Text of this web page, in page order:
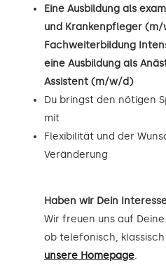
Eine Ausbildung als
und Krankenpfleger
Fachweiterbildung
eine Ausbildung als
Assistent (m/w/d)
Du bringst den nötigen
mit
Flexibilität und der
Veränderung
Haben wir Dein
Wir freuen uns auf
ob telefonisch,
unsere Homepage.